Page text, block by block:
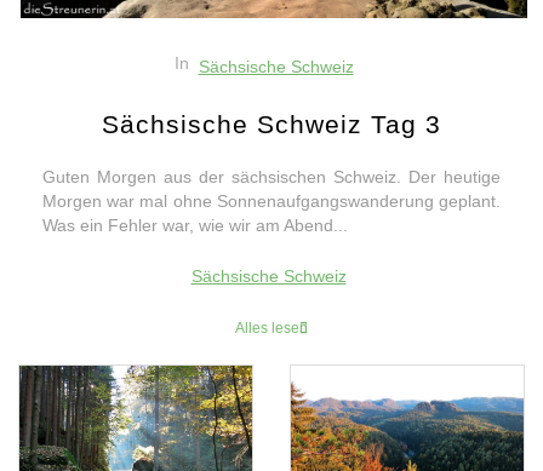
In Sächsische Schweiz
Sächsische Schweiz Tag 3
Guten Morgen aus der sächsischen Schweiz. Der heutige
Morgen war mal ohne Sonnenaufgangswanderung geplant.
Was ein Fehler war, wie wir am Abend...
Sächsische Schweiz
Alles lesen